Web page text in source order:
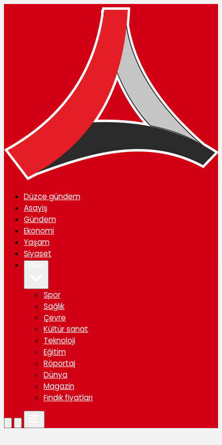
Düzce gündem
Asayiş
Gündem
Ekonomi
Yaşam
Siyaset
Spor
Sağlık
Çevre
Kültür sanat
Teknoloji
Eğitim
Röportaj
Dünya
Magazin
Fındık fiyatları